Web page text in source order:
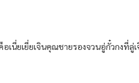
นี่ยเยี่ยเจินคุณชายรองจวนอู่กั๋วกงที่ลู่